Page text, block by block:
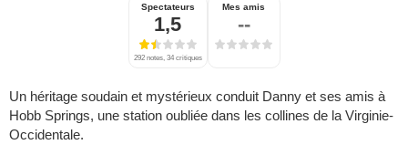
Spectateurs
1,5
292 notes, 34 critiques
Mes amis
--
Un héritage soudain et mystérieux conduit Danny et ses amis à
Hobb Springs, une station oubliée dans les collines de la Virginie-
Occidentale.